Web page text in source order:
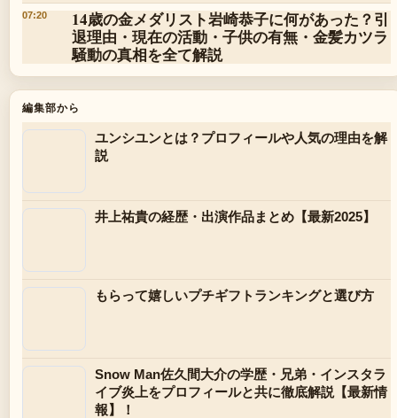
07:20
14歳の金メダリスト岩崎恭子に何があった？引
退理由・現在の活動・子供の有無・金髪カツラ
騒動の真相を全て解説
編集部から
ユンシユンとは？プロフィールや人気の理由を解
説
井上祐貴の経歴・出演作品まとめ【最新2025】
もらって嬉しいプチギフトランキングと選び方
Snow Man佐久間大介の学歴・兄弟・インスタラ
イブ炎上をプロフィールと共に徹底解説【最新情
報】！